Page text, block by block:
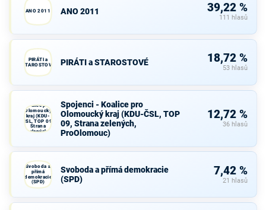
ANO 2011 ANO 2011 39,22 %
111 hlasů
PIRÁTI a
STAROSTOVÉ
PIRÁTI a STAROSTOVÉ 18,72 %
53 hlasů
Koalice pro
Olomoucký
kraj (KDU-
ČSL, TOP 09,
Strana
zelených,
Spojenci - Koalice pro
Olomoucký kraj (KDU-ČSL, TOP
09, Strana zelených,
ProOlomouc)
12,72 %
36 hlasů
Svoboda a
přímá
demokracie
(SPD)
Svoboda a přímá demokracie
(SPD)
7,42 %
21 hlasů